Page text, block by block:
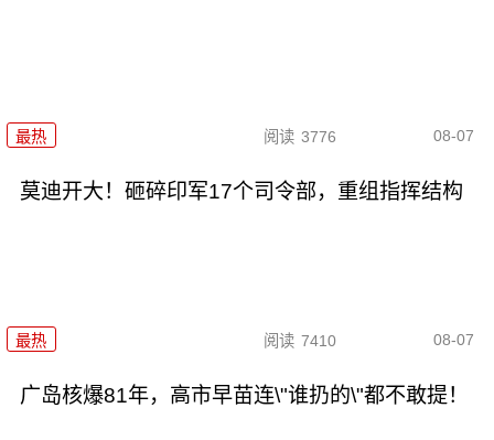
最热 阅读 3776 08-07
莫迪开大！砸碎印军17个司令部，重组指挥结构
最热 阅读 7410 08-07
广岛核爆81年，高市早苗连\"谁扔的\"都不敢提！